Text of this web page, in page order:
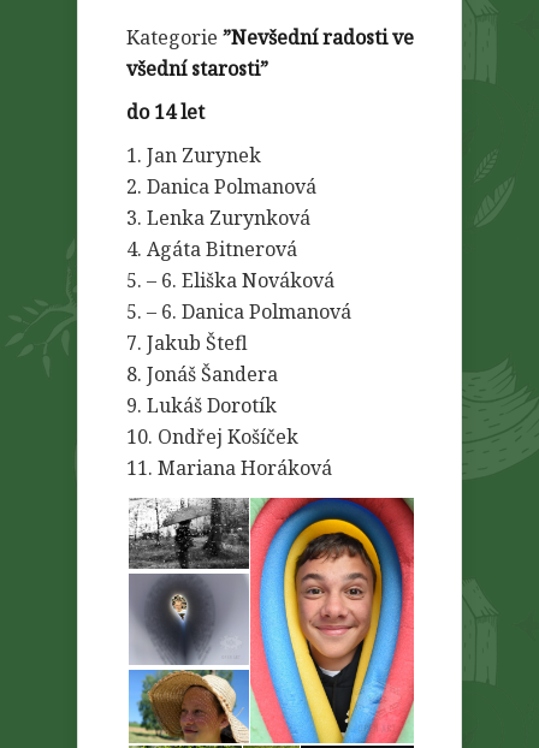
Kategorie ”Nevšední radosti ve
všední starosti”
do 14 let
1. Jan Zurynek
2. Danica Polmanová
3. Lenka Zurynková
4. Agáta Bitnerová
5. – 6. Eliška Nováková
5. – 6. Danica Polmanová
7. Jakub Štefl
8. Jonáš Šandera
9. Lukáš Dorotík
10. Ondřej Košíček
11. Mariana Horáková